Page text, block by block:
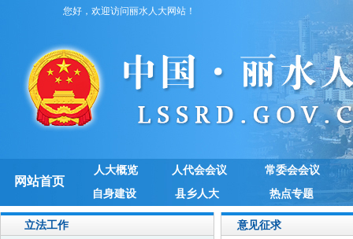
您好，欢迎访问丽水人大网站！
网站首页
人大概览 人代会会议
常委会会议
自身建设
县乡人大 热点专题
立法工作
意见征求